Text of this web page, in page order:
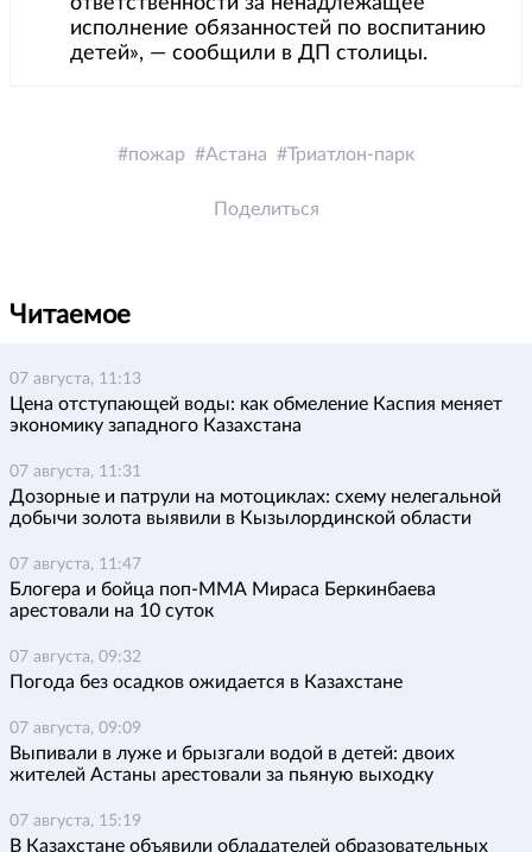
исполнение обязанностей по воспитанию
детей», — сообщили в ДП столицы.
пожар Астана Триатлон-парк
Поделиться
Читаемое
07 августа, 11:13
Цена отступающей воды: как обмеление Каспия меняет
экономику западного Казахстана
07 августа, 11:31
Дозорные и патрули на мотоциклах: схему нелегальной
добычи золота выявили в Кызылординской области
07 августа, 11:47
Блогера и бойца поп-ММА Мираса Беркинбаева
арестовали на 10 суток
07 августа, 09:32
Погода без осадков ожидается в Казахстане
07 августа, 09:09
Выпивали в луже и брызгали водой в детей: двоих
жителей Астаны арестовали за пьяную выходку
07 августа, 15:19
В Казахстане объявили обладателей образовательных